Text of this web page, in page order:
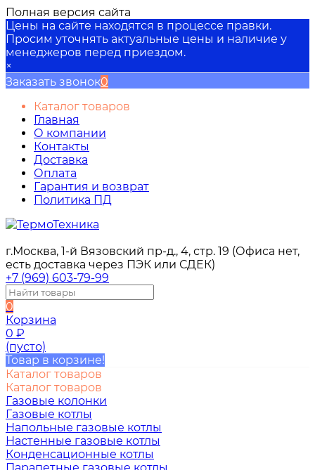
Полная версия сайта
Цены на сайте находятся в процессе правки.
Просим уточнять актуальные цены и наличие у
менеджеров перед приездом.
×
Заказать звонок0
Каталог товаров
Главная
О компании
Контакты
Доставка
Оплата
Гарантия и возврат
Политика ПД
г.Москва, 1-й Вязовский пр-д., 4, стр. 19 (Офиса нет,
есть доставка через ПЭК или СДЕК)
+7 (969) 603-79-99
0
Корзина
0 ₽
(пусто)
Товар в корзине!
Каталог товаров
Каталог товаров
Газовые колонки
Газовые котлы
Напольные газовые котлы
Настенные газовые котлы
Конденсационные котлы